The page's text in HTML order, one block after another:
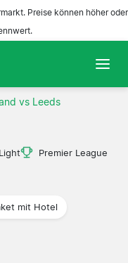
Preise können höher oder
vs Leeds
Premier League
mit Hotel